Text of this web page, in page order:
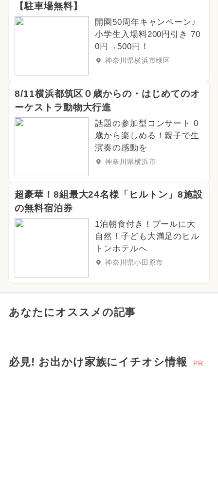
【駐車場無料】
開園50周年キャンペーン♪
小学生入場料200円引き 70
0円→500円！
神奈川県横浜市緑区
8/11横浜都筑区０歳からの・はじめてのオ
ーケストラ動物大行進
話題の参加型コンサート 0
歳から楽しめる！親子で生
演奏の感動を
神奈川県横浜市
超豪華！8組最大24名様「ヒルトン」8施設
の無料宿泊券
1泊朝食付き！プールに大
自然！子ども大満足のヒル
トンホテルへ
神奈川県小田原市
あなたにオススメの記事
必見! お出かけ家族にイチオシ情報 PR